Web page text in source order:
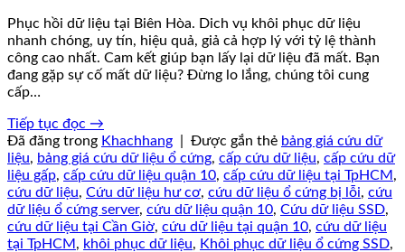
Phục hồi dữ liệu tại Biên Hòa. Dich vụ khôi phục dữ liệu
nhanh chóng, uy tín, hiệu quả, giả cả hợp lý với tỷ lệ thành
công cao nhất. Cam kết giúp bạn lấy lại dữ liệu đã mất. Bạn
đang gặp sự cố mất dữ liệu? Đừng lo lắng, chúng tôi cung
cấp…
Tiếp tục đọc →
Đã đăng trong Khachhang Được gắn thẻ bảng giá cứu dữ
liệu, bảng giá cứu dữ liệu ổ cứng, cấp cứu dữ liệu, cấp cứu dữ
liệu gấp, cấp cứu dữ liệu quận 10, cấp cứu dữ liệu tại TpHCM ,
cứu dữ liệu, Cứu dữ liệu hư cơ, cứu dữ liệu ổ cứng bị lỗi, cứu
dữ liệu ổ cứng server, cứu dữ liệu quận 10, Cứu dữ liệu SSD,
cứu dữ liệu tại Cần Giờ, cứu dữ liệu tại quận 10, cứu dữ liệu
tại TpHCM , khôi phục dữ liệu, Khôi phục dữ liệu ổ cứng SSD,